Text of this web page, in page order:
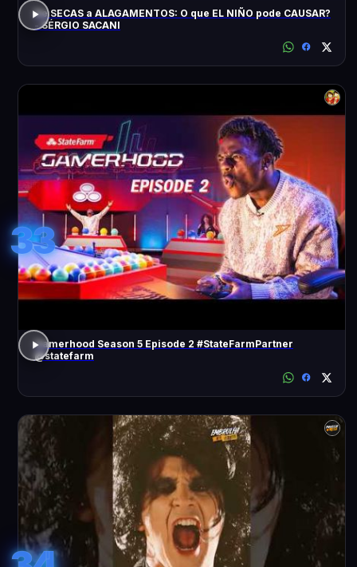
De SECAS a ALAGAMENTOS: O que EL NIÑO pode CAUSAR?
- SÉRGIO SACANI
33
Gamerhood Season 5 Episode 2 #StateFarmPartner
@statefarm